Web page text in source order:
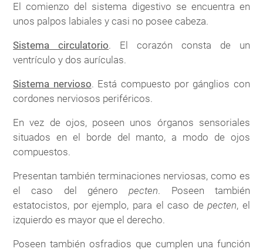
El comienzo del sistema digestivo se encuentra en
unos palpos labiales y casi no posee cabeza.
Sistema circulatorio. El corazón consta de un
ventrículo y dos aurículas.
Sistema nervioso. Está compuesto por gánglios con
cordones nerviosos periféricos.
En vez de ojos, poseen unos órganos sensoriales
situados en el borde del manto, a modo de ojos
compuestos.
Presentan también terminaciones nerviosas, como es
el caso del géneropecten. Poseen también
estatocistos, por ejemplo, para el caso depecten, el
izquierdo es mayor que el derecho.
Poseen también osfradios que cumplen una función